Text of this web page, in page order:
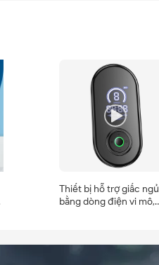
Thiết bị hỗ trợ giấc ngủ
bằng dòng điện vi mô,
tay dành cho người mất